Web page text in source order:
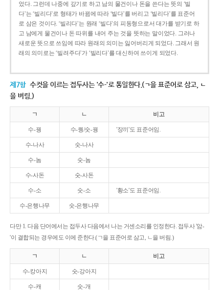
었다. 그런데 나중에 갚기로 하고 남의 물건이나 돈을 쓴다는 뜻의 ‘빌
다’는 ‘빌리다’로 형태가 바뀜에 따라 ‘빌다’를 버리고 ‘빌리다’를 표준어
로 삼은 것이다. ‘빌리다’는 원래 ‘빌다’의 피동형으로서 대가를 받기로 하
고 남에게 물건이나 돈 따위를 내어 주는 것을 뜻하는 말이었다. 그러나
새로운 뜻으로 쓰임에 따라 원래의 의미는 잃어버리게 되었다. 그래서 원
래의 의미로는 ‘빌려주다’가 ‘빌리다’를 대신하여 쓰이게 되었다.
제7항 수컷을 이르는 접두사는 '수-'로 통일한다.(ㄱ을 표준어로 삼고, ㄴ
을 버림.)
ㄱ ㄴ 비고
수-꿩 수-퀑/숫-꿩 '장끼'도 표준어임.
수-나사 숫-나사
수-놈 숫-놈
수-사돈 숫-사돈
수-소 숫-소 '황소'도 표준어임.
수-은행나무 숫-은행나무
다만 1. 다음 단어에서는 접두사 다음에서 나는 거센소리를 인정한다. 접두사 '암-
'이 결합되는 경우에도 이에 준한다.(ㄱ을 표준어로 삼고, ㄴ을 버림.)
ㄱ ㄴ 비고
수-캉아지 숫-강아지
수-캐 숫-개